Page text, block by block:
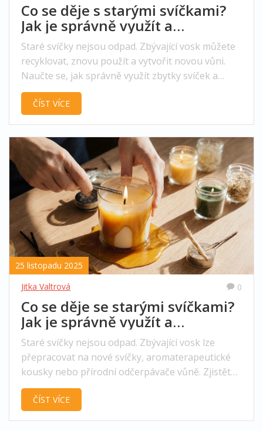
Co se děje s starými svíčkami?
Jak je správně využít a
nevyhodit
Staré svíčky nejsou odpad. Zbývající vosk můžete
recyklovat, znovu použít a vytvořit novou vůni.
Naučte se, jak správně využít zbytky svíček a
nevyhazovat je zbytečně.
ČÍST VÍCE
25 listopadu 2025
Jitka Valtrová
0
Co se děje se starými svíčkami?
Jak je správně využít a
nevyhodit
Staré svíčky nejsou odpad. Zbývající vosk lze
přepracovat na nové svíčky, aromaterapeutické
kousky nebo přírodní odčerpávače vůně. Zjistěte,
jak je bezpečně recyklovat a využít celý potenciál
vosku.
ČÍST VÍCE